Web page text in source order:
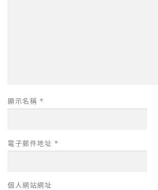
顯示名稱 *
電子郵件地址 *
個人網站網址